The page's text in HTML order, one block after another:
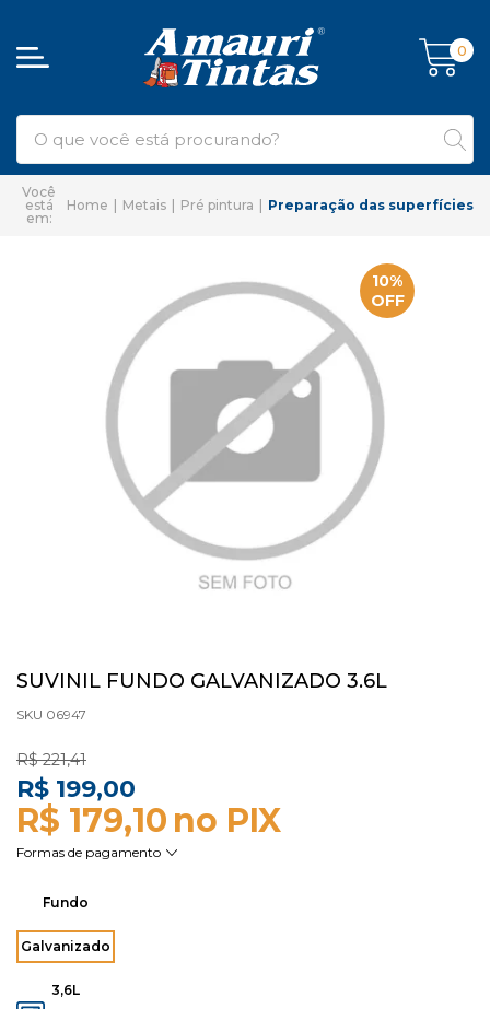
0
Home Metais Pré pintura Preparação das superfícies
10%
OFF
SUVINIL FUNDO GALVANIZADO 3.6L
SKU 06947
R$ 221,41
R$ 199,00
R$ 179,10
Fundo
Galvanizado
3,6L